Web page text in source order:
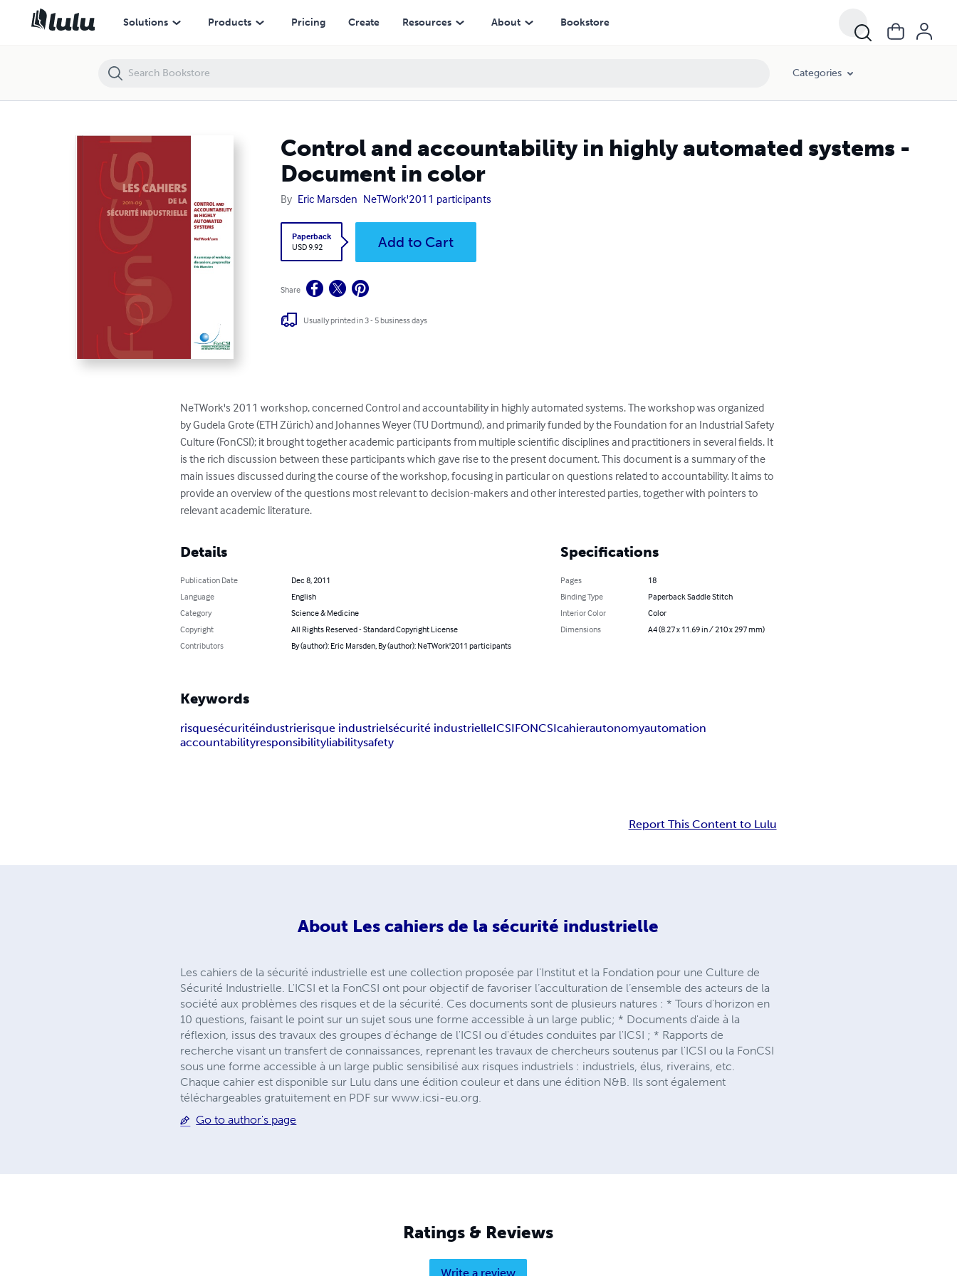
Solutions Products Pricing Create Resources About Bookstore
Categories
Control and accountability in highly automated systems -
Document in color
By Eric Marsden NeTWork'2011 participants
Paperback
USD 9.92
Add to Cart
Share
Usually printed in 3 - 5 business days
NeTWork's 2011 workshop, concerned Control and accountability in highly automated systems. The workshop was organized
by Gudela Grote (ETH Zürich) and Johannes Weyer (TU Dortmund), and primarily funded by the Foundation for an Industrial Safety
Culture (FonCSI); it brought together academic participants from multiple scientific disciplines and practitioners in several fields. It
is the rich discussion between these participants which gave rise to the present document. This document is a summary of the
main issues discussed during the course of the workshop, focusing in particular on questions related to accountability. It aims to
provide an overview of the questions most relevant to decision-makers and other interested parties, together with pointers to
relevant academic literature.
Details
Publication Date
Dec 8, 2011
Language
English
Category
Science & Medicine
Copyright
All Rights Reserved - Standard Copyright License
Contributors
By (author): Eric Marsden, By (author): NeTWork'2011 participants
Specifications
Pages
18
Binding Type
Paperback Saddle Stitch
Interior Color
Color
Dimensions
A4 (8.27 x 11.69 in / 210 x 297 mm)
Keywords
risquesécuritéindustrierisque industrielsécurité industrielleICSIFONCSIcahierautonomyautomation
accountabilityresponsibilityliabilitysafety
Report This Content to Lulu
About Les cahiers de la sécurité industrielle
Les cahiers de la sécurité industrielle est une collection proposée par l'Institut et la Fondation pour une Culture de
Sécurité Industrielle. L'ICSI et la FonCSI ont pour objectif de favoriser l’acculturation de l’ensemble des acteurs de la
société aux problèmes des risques et de la sécurité. Ces documents sont de plusieurs natures : * Tours d'horizon en
10 questions, faisant le point sur un sujet sous une forme accessible à un large public; * Documents d'aide à la
réflexion, issus des travaux des groupes d'échange de l'ICSI ou d'études conduites par l'ICSI ; * Rapports de
recherche visant un transfert de connaissances, reprenant les travaux de chercheurs soutenus par l'ICSI ou la FonCSI
sous une forme accessible à un large public sensibilisé aux risques industriels : industriels, élus, riverains, etc.
Chaque cahier est disponible sur Lulu dans une édition couleur et dans une édition N&B. Ils sont également
téléchargeables gratuitement en PDF sur www.icsi-eu.org.
Go to author's page
Ratings & Reviews
Write a review
Control and accountability in highly automated systems - Document in color